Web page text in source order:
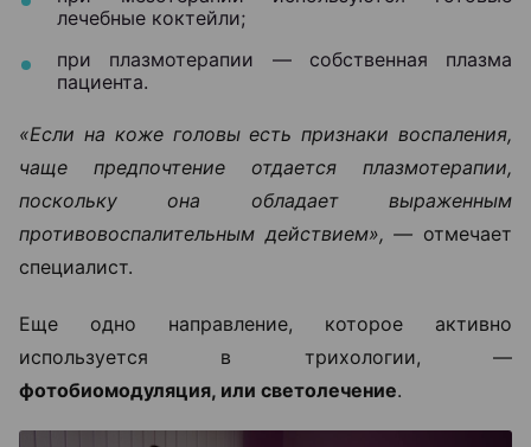
лечебные коктейли;
при плазмотерапии — собственная плазма
пациента.
«Если на коже головы есть признаки воспаления,
чаще предпочтение отдается плазмотерапии,
поскольку она обладает выраженным
противовоспалительным действием», — отмечает
специалист.
Еще одно направление, которое активно
используется в трихологии, —
фотобиомодуляция, или светолечение.